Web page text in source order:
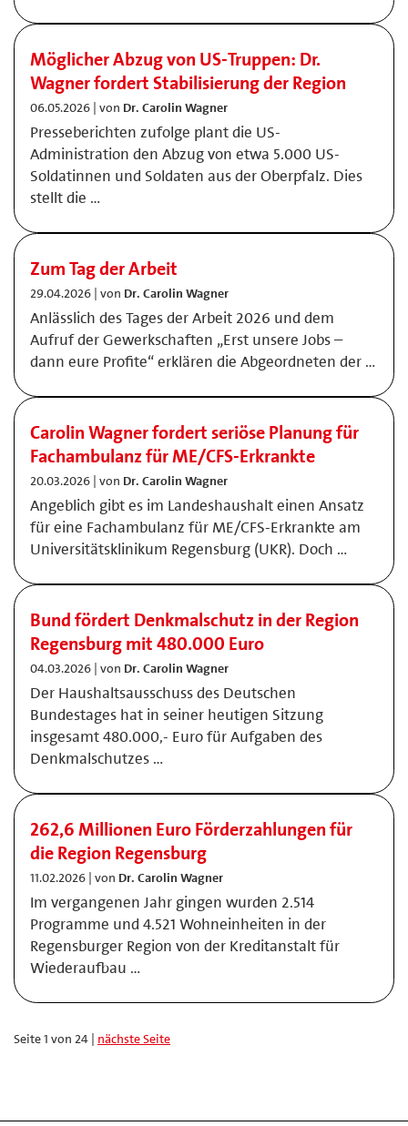
Möglicher Abzug von US-Truppen: Dr.
Wagner fordert Stabilisierung der Region
06.05.2026 | von Dr. Carolin Wagner
Presseberichten zufolge plant die US-
Administration den Abzug von etwa 5.000 US-
Soldatinnen und Soldaten aus der Oberpfalz. Dies
stellt die …
Zum Tag der Arbeit
29.04.2026 | von Dr. Carolin Wagner
Anlässlich des Tages der Arbeit 2026 und dem
Aufruf der Gewerkschaften „Erst unsere Jobs –
dann eure Profite“ erklären die Abgeordneten der …
Carolin Wagner fordert seriöse Planung für
Fachambulanz für ME/CFS-Erkrankte
20.03.2026 | von Dr. Carolin Wagner
Angeblich gibt es im Landeshaushalt einen Ansatz
für eine Fachambulanz für ME/CFS-Erkrankte am
Universitätsklinikum Regensburg (UKR). Doch …
Bund fördert Denkmalschutz in der Region
Regensburg mit 480.000 Euro
04.03.2026 | von Dr. Carolin Wagner
Der Haushaltsausschuss des Deutschen
Bundestages hat in seiner heutigen Sitzung
insgesamt 480.000,- Euro für Aufgaben des
Denkmalschutzes …
262,6 Millionen Euro Förderzahlungen für
die Region Regensburg
11.02.2026 | von Dr. Carolin Wagner
Im vergangenen Jahr gingen wurden 2.514
Programme und 4.521 Wohneinheiten in der
Regensburger Region von der Kreditanstalt für
Wiederaufbau …
Seite 1 von 24 | nächste Seite